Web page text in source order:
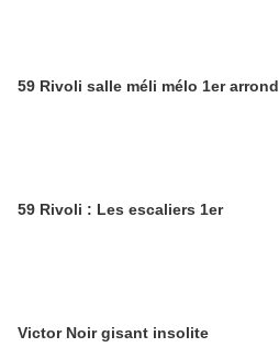
59 Rivoli salle méli mélo 1er arrond
59 Rivoli : Les escaliers 1er
Victor Noir gisant insolite